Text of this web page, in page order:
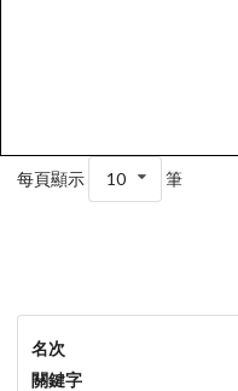
每頁顯示 10 筆
名次
關鍵字